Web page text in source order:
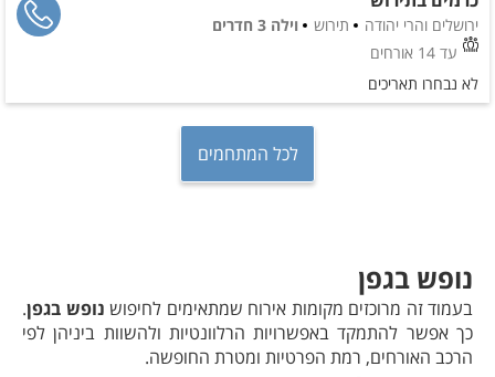
ירושלים והרי יהודה תירוש
וילה 3 חדרים
עד 14 אורחים
לא נבחרו תאריכים
לכל המתחמים
נופש בגפן
בעמוד זה מרוכזים מקומות אירוח שמתאימים לחיפוש נופש בגפן.
כך אפשר להתמקד באפשרויות הרלוונטיות ולהשוות ביניהן לפי
הרכב האורחים, רמת הפרטיות ומטרת החופשה.